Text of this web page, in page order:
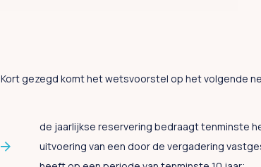
Kort gezegd komt het wetsvoorstel op het volgende
de jaarlijkse reservering bedraagt tenminste
uitvoering van een door de vergadering